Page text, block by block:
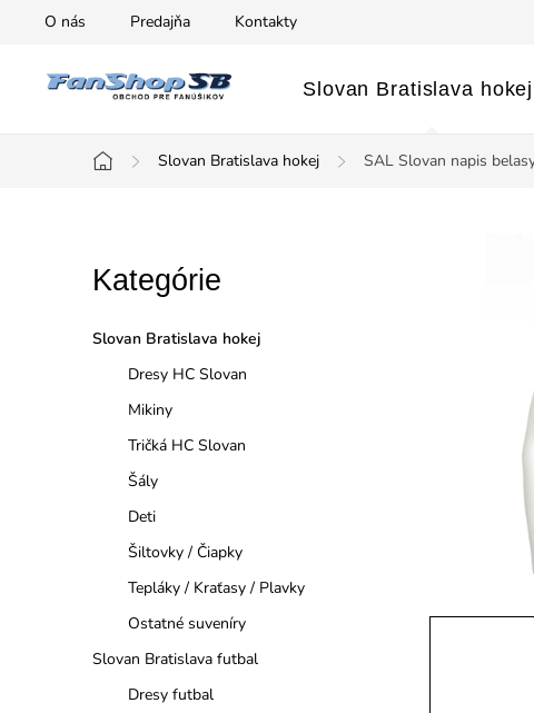
PrejsťO nás Predajňa Kontakty
Slovan Bratislava hokej
Domov
Slovan Bratislava hokej SAL Slovan napis
o
č
l
Preskočiť
kategórie
Kategórie
Slovan Bratislava hokej
Dresy HC Slovan
Mikiny
Tričká HC Slovan
Šály
Deti
Šiltovky / Čiapky
Tepláky / Kraťasy / Plavky
Ostatné suveníry
Slovan Bratislava futbal
Dresy futbal